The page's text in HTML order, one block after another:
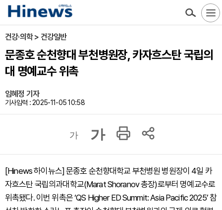
건강·의학 > 건강일반
문종호 순천향대 부천병원장, 카자흐스탄 국립의
대 명예교수 위촉
임혜정 기자
기사입력 : 2025-11-05 10:58
가 가
[Hinews 하이뉴스] 문종호 순천향대학교 부천병원 병원장이 4일 카
자흐스탄 국립의과대학교(Marat Shoranov 총장)로부터 명예교수로
위촉됐다. 이번 위촉은 ‘QS Higher ED Summit: Asia Pacific 2025’ 참